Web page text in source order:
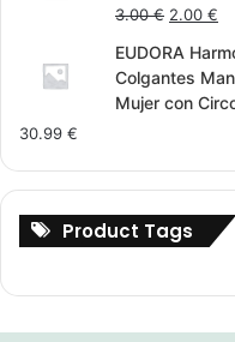
Rated
out
of 5
3.00€ Original
was:
3.00 €.
2.00 €
is:
EUDORA
Colgantes
Mujer con
30.99 €
Product Tags